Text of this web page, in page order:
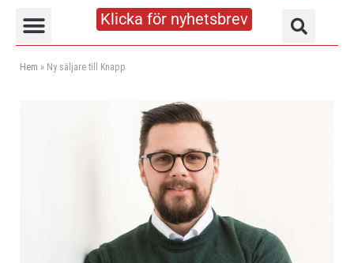
Klicka för nyhetsbrev
Hem » Ny säljare till Knapp